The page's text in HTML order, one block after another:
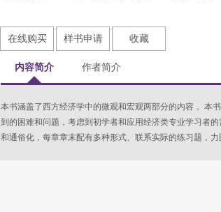
在线购买 样书申请 收藏
内容简介 作者简介
本书涵盖了西方经济学中的微观和宏观两部分的内容， 本
到的困难和问题，考虑到初学者和应用经济类专业学习者
和通俗化，每章章末配有多种形式、联系实际的练习题，